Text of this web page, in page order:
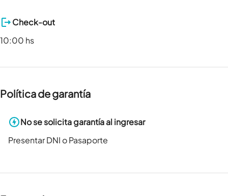
Check-out
10:00 hs
Política de garantía
No se solicita garantía al ingresar
Presentar DNI o Pasaporte